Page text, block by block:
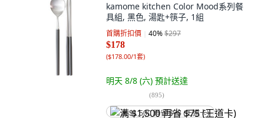
kamome kitchen Color Mood系列餐
具組, 黑色, 湯匙+筷子, 1組
首購折扣價 40%$297
$178
($178.00/1套)
明天 8/8 (六) 預計送達
(895)
满 $1,500 再省 $75 (王道卡)